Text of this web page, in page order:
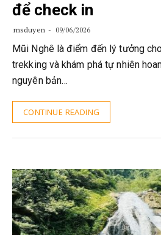
để check in
msduyen 09/06/2026
Mũi Nghê là điểm đến lý tưởng
trekking và khám phá tự nhiên
nguyên bản…
CONTINUE READING